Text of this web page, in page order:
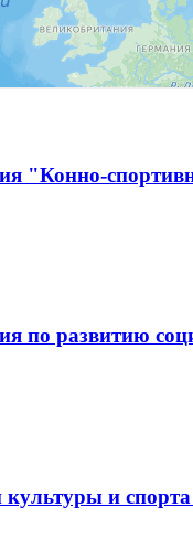
"Конно-
по развитию
культуры и